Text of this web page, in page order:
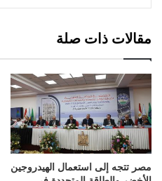
مقالات ذات صلة
مصر تتجه إلى استعمال الهيدروجين